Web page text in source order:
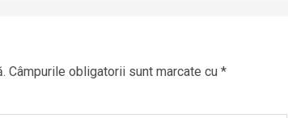
Câmpurile obligatorii sunt marcate cu *